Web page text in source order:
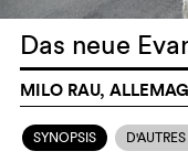
Das neue
MILO RAU,
SYNOPSIS